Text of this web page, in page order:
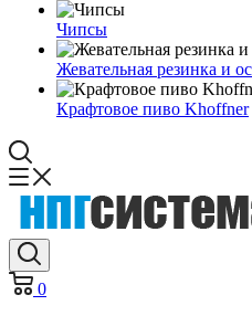
Чипсы
Жевательная резинка и
Крафтовое пиво Khoffner
0